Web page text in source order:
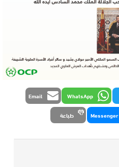
WhatsApp
Email
Messenger طباعة